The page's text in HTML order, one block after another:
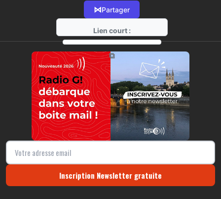
⋈Partager
Lien court :
https://radio-g.fr?16782
⧉
Inscription Newsletter gratuite